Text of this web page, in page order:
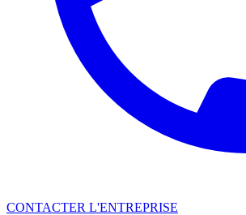
CONTACTER L'ENTREPRISE